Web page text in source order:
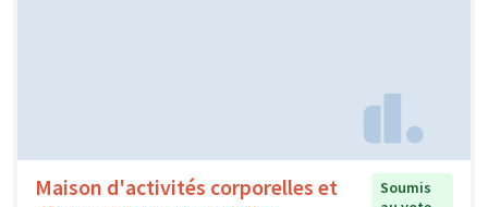
Maison d'activités corporelles et
Soumis